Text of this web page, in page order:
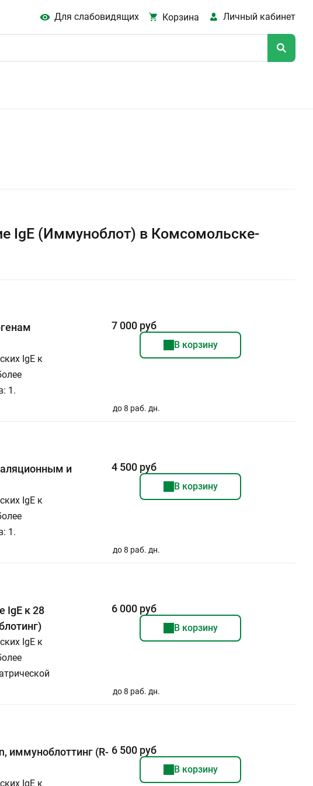
Для слабовидящих Корзина Личный кабинет
IgE (Иммуноблот) в Комсомольске-
IgE к
1.
7 000 руб
В корзину
до 8 раб. дн.
и
IgE к
1.
4 500 руб
В корзину
до 8 раб. дн.
IgE к 28
IgE к
6 000 руб
В корзину
до 8 раб. дн.
(R-
IgE к
6 500 руб
В корзину